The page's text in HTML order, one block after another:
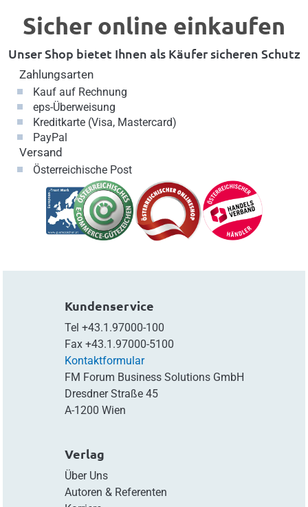
Sicher online einkaufen
Unser Shop bietet Ihnen als Käufer sicheren Schutz
Zahlungsarten
Kauf auf Rechnung
eps-Überweisung
Kreditkarte (Visa, Mastercard)
PayPal
Versand
Österreichische Post
Kundenservice
Tel +43.1.97000-100
Fax +43.1.97000-5100
Kontaktformular
FM Forum Business Solutions GmbH
Dresdner Straße 45
A-1200 Wien
Verlag
Über Uns
Autoren & Referenten